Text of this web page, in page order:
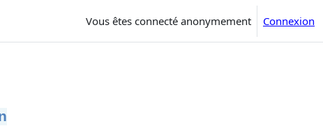
Vous êtes connecté anonymement Connexion